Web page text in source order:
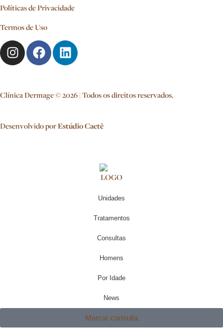
Políticas de Privacidade
Termos de Uso
Clínica Dermage © 2026 | Todos os direitos reservados.
Desenvolvido porEstúdio Caetê
Unidades
Tratamentos
Consultas
Homens
Por Idade
News
Marcar consulta